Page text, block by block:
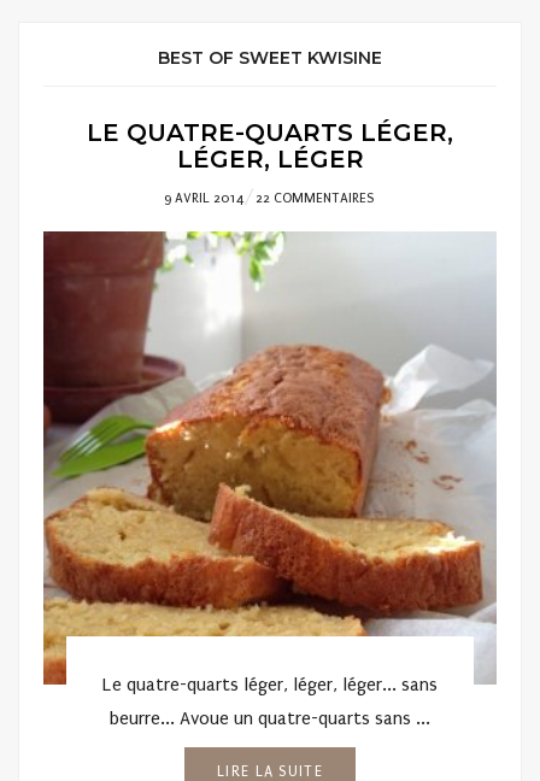
BEST OF SWEET KWISINE
LE QUATRE-QUARTS LÉGER,
LÉGER, LÉGER
POSTED
9 AVRIL 2014 22 COMMENTAIRES
Le quatre-quarts léger, léger, léger... sans
beurre... Avoue un quatre-quarts sans ...
LIRE LA SUITE